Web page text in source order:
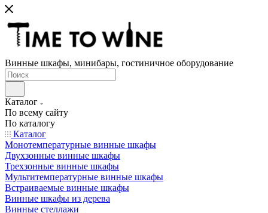
Винные шкафы, минибары, гостиничное оборудование
Каталог
По всему сайту
По каталогу
Каталог
Монотемпературные винные шкафы
Двухзонные винные шкафы
Трехзонные винные шкафы
Мультитемпературные винные шкафы
Встраиваемые винные шкафы
Винные шкафы из дерева
Винные стеллажи